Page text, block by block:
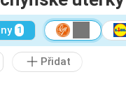
1
Přidat